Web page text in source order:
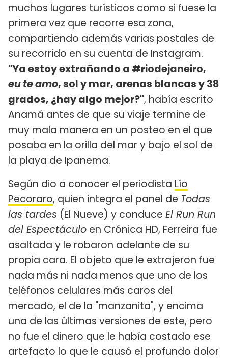
muchos lugares turísticos como si fuese la
primera vez que recorre esa zona,
compartiendo además varias postales de
su recorrido en su cuenta de Instagram.
"Ya estoy extrañando a #riodejaneiro,
eu te amo, sol y mar, arenas blancas y 38
grados, ¿hay algo mejor?", había escrito
Anamá antes de que su viaje termine de
muy mala manera en un posteo en el que
posaba en la orilla del mar y bajo el sol de
la playa de Ipanema.
Según dio a conocer el periodista Lío
Pecoraro, quien integra el panel de Todas
las tardes (El Nueve) y conduce El Run Run
del Espectáculo en Crónica HD, Ferreira fue
asaltada y le robaron adelante de su
propia cara. El objeto que le extrajeron fue
nada más ni nada menos que uno de los
teléfonos celulares más caros del
mercado, el de la "manzanita", y encima
una de las últimas versiones de este, pero
no fue el dinero que le había costado ese
artefacto lo que le causó el profundo dolor